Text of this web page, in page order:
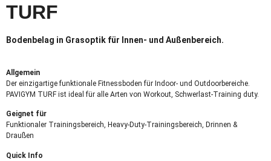
TURF
Bodenbelag in Grasoptik für Innen- und Außenbereich.
Allgemein
Der einzigartige funktionale Fitnessboden für Indoor- und Outdoorbereiche.
PAVIGYM TURF ist ideal für alle Arten von Workout, Schwerlast-Training duty.
Geignet für
Funktionaler Trainingsbereich, Heavy-Duty-Trainingsbereich, Drinnen &
Draußen
Quick Info